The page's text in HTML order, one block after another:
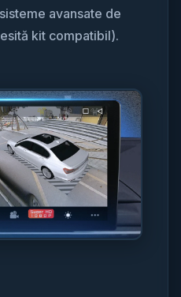
avansate de
kit compatibil).